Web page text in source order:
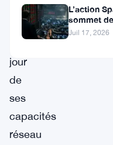
récentes
mises
jour
de
ses
capacités
réseau
L’action
sommet
Juil 17, 2026